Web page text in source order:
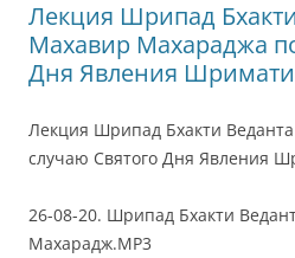
Лекция Шрипад
Махавир Махараджа
Дня Явления
Лекция Шрипад Бхакти
случаю Святого Дня Явления
26-08-20. Шрипад Бхакти
Махарадж.MP3